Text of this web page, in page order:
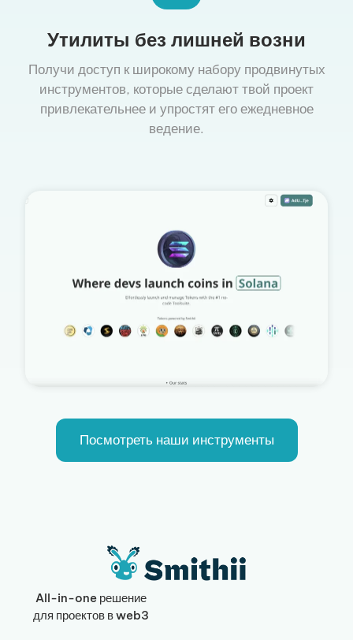
Утилиты без лишней возни
Получи доступ к широкому набору продвинутых
инструментов, которые сделают твой проект
привлекательнее и упростят его ежедневное
ведение.
Посмотреть наши инструменты
All-in-one решение
для проектов в web3